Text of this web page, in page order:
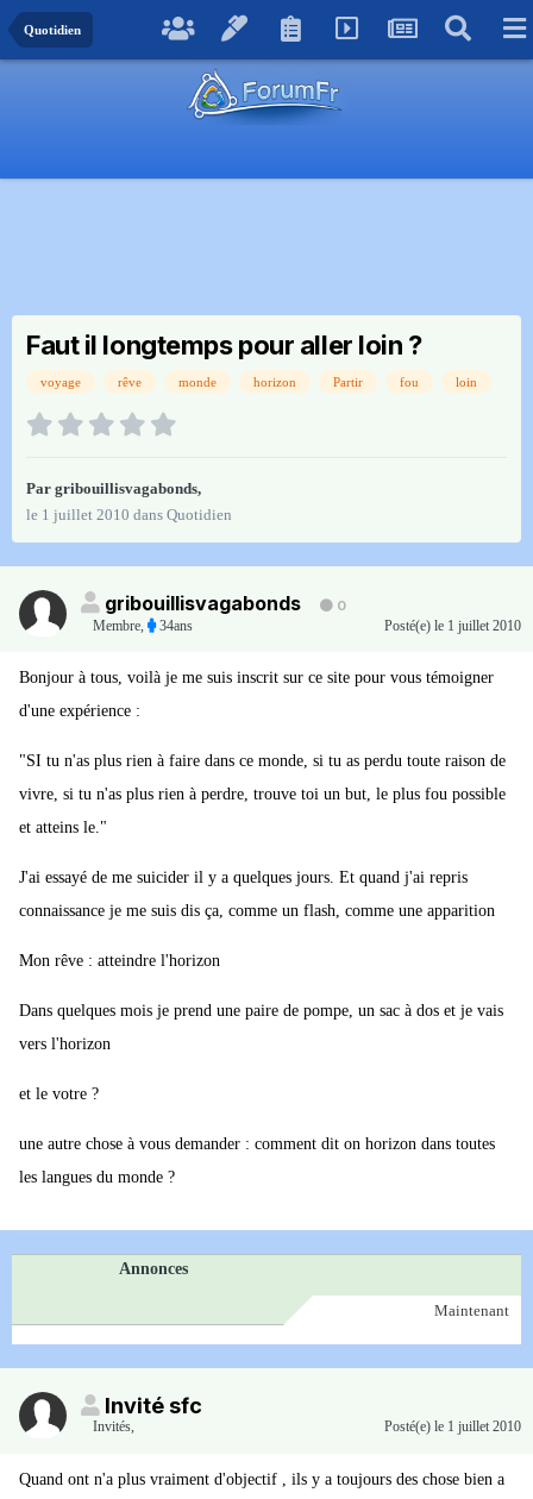
Quotidien
Faut il longtemps pour aller loin ?
voyage rêve monde horizon Partir fou loin
Par gribouillisvagabonds,
le 1 juillet 2010 dans Quotidien
gribouillisvagabonds
0
Membre, 34ans Posté(e) le 1 juillet 2010
Bonjour à tous, voilà je me suis inscrit sur ce site pour vous témoigner
d'une expérience :
"SI tu n'as plus rien à faire dans ce monde, si tu as perdu toute raison de
vivre, si tu n'as plus rien à perdre, trouve toi un but, le plus fou possible
et atteins le."
J'ai essayé de me suicider il y a quelques jours. Et quand j'ai repris
connaissance je me suis dis ça, comme un flash, comme une apparition
Mon rêve : atteindre l'horizon
Dans quelques mois je prend une paire de pompe, un sac à dos et je vais
vers l'horizon
et le votre ?
une autre chose à vous demander : comment dit on horizon dans toutes
les langues du monde ?
Annonces
Maintenant
Invité sfc
Invités, Posté(e) le 1 juillet 2010
Quand ont n'a plus vraiment d'objectif , ils y a toujours des chose bien a